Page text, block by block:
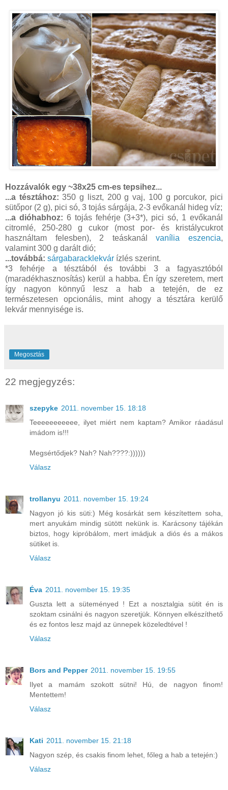
Hozzávalók egy ~38x25 cm-es tepsihez...
...a tésztához: 350 g liszt, 200 g vaj, 100 g porcukor, pici
sütőpor (2 g), pici só, 3 tojás sárgája, 2-3 evőkanál hideg víz;
...a dióhabhoz: 6 tojás fehérje (3+3*), pici só, 1 evőkanál
citromlé, 250-280 g cukor (most por- és kristálycukrot
használtam felesben), 2 teáskanálvanília eszencia,
valamint 300 g darált dió;
...továbbá: sárgabaracklekvár ízlés szerint.
*3 fehérje a tésztából és további 3 a fagyasztóból
(maradékhasznosítás) kerül a habba. Én így szeretem, mert
így nagyon könnyű lesz a hab a tetején, de ez
természetesen opcionális, mint ahogy a tésztára kerülő
lekvár mennyisége is.
Megosztás
22 megjegyzés:
szepyke 2011. november 15. 18:18
Teeeeeeeeeee, ilyet miért nem kaptam? Amikor ráadásul
imádom is!!!
Megsértődjek? Nah? Nah????:))))))
Válasz
trollanyu 2011. november 15. 19:24
Nagyon jó kis süti:) Még kosárkát sem készítettem soha,
mert anyukám mindig sütött nekünk is. Karácsony tájékán
biztos, hogy kipróbálom, mert imádjuk a diós és a mákos
sütiket is.
Válasz
Éva 2011. november 15. 19:35
Guszta lett a süteményed ! Ezt a nosztalgia sütit én is
szoktam csinálni és nagyon szeretjük. Könnyen elkészíthető
és ez fontos lesz majd az ünnepek közeledtével !
Válasz
Bors and Pepper 2011. november 15. 19:55
Ilyet a mamám szokott sütni! Hú, de nagyon finom!
Mentettem!
Válasz
Kati 2011. november 15. 21:18
Nagyon szép, és csakis finom lehet, főleg a hab a tetején:)
Válasz